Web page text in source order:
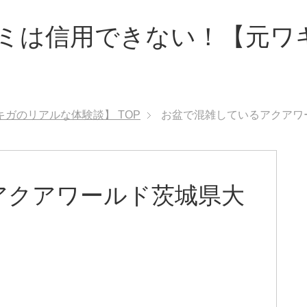
は信用できない！【元ワ
のリアルな体験談】 TOP お盆で混雑しているアクア
アワールド茨城県大